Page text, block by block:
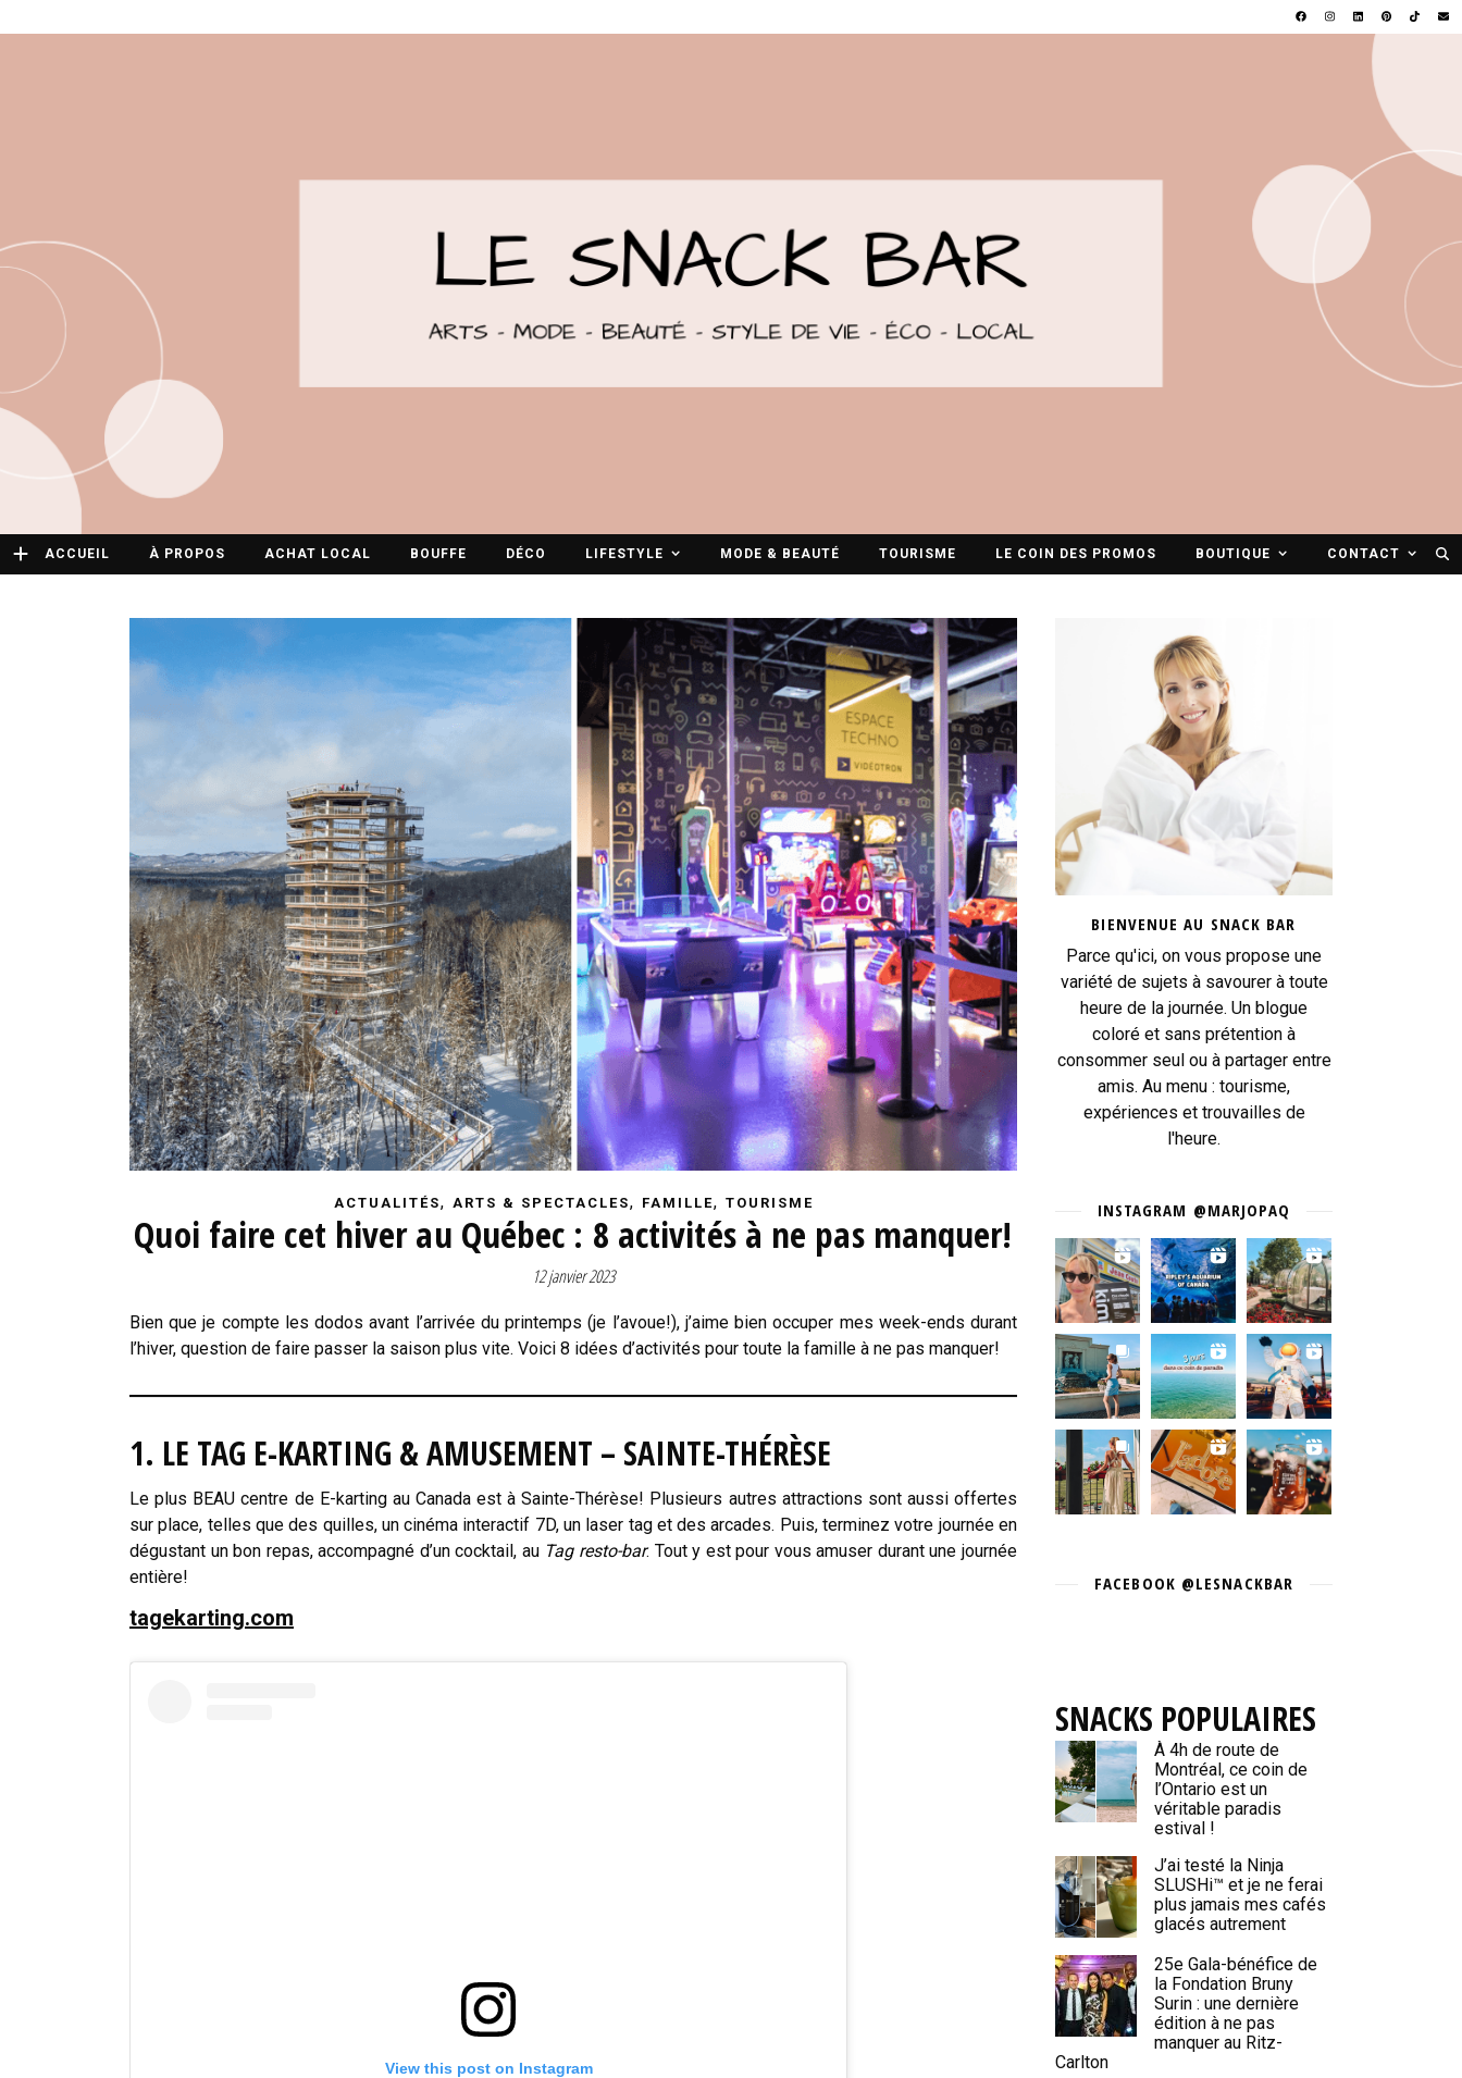
ACCUEIL À PROPOS ACHAT LOCAL BOUFFE DÉCO LIFESTYLE MODE & BEAUTÉ TOURISME LE COIN DES PROMOS BOUTIQUE CONTACT
ACTUALITÉS, ARTS & SPECTACLES, FAMILLE, TOURISME
Quoi faire cet hiver au Québec : 8 activités à ne pas manquer!
12 janvier 2023
Bien que je compte les dodos avant l’arrivée du printemps (je l’avoue!), j’aime bien occuper mes week-ends durant
l’hiver, question de faire passer la saison plus vite. Voici 8 idées d’activités pour toute la famille à ne pas manquer!
1. LE TAG E-KARTING & AMUSEMENT – SAINTE-THÉRÈSE
Le plus BEAU centre de E-karting au Canada est à Sainte-Thérèse! Plusieurs autres attractions sont aussi offertes
sur place, telles que des quilles, un cinéma interactif 7D, un laser tag et des arcades. Puis, terminez votre journée en
dégustant un bon repas, accompagné d’un cocktail, au Tag resto-bar. Tout y est pour vous amuser durant une journée
entière!
tagekarting.com
View this post on Instagram
BIENVENUE AU SNACK BAR
Parce qu'ici, on vous propose une
variété de sujets à savourer à toute
heure de la journée. Un blogue
coloré et sans prétention à
consommer seul ou à partager entre
amis. Au menu : tourisme,
expériences et trouvailles de
l'heure.
INSTAGRAM @MARJOPAQ
FACEBOOK @LESNACKBAR
SNACKS POPULAIRES
À 4h de route de
Montréal, ce coin de
l’Ontario est un
véritable paradis
estival !
J’ai testé la Ninja
SLUSHi™ et je ne ferai
plus jamais mes cafés
glacés autrement
25e Gala-bénéfice de
la Fondation Bruny
Surin : une dernière
édition à ne pas
manquer au Ritz-
Carlton